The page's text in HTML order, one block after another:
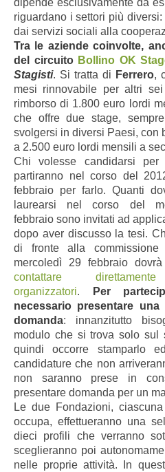
riguardano i settori più
dai servizi sociali alla
Tra le aziende coinvolte,
del circuito Bollino OK
Stagisti. Si tratta di Ferrero,
mesi rinnovabile per altri
rimborso di 1.800 euro lordi
che offre due stage,
svolgersi in diversi Paesi, con
a 2.500 euro lordi mensili a
Chi volesse candidarsi
partiranno nel corso del
febbraio per farlo. Quanti
laurearsi nel corso del
febbraio sono invitati ad
dopo aver discusso la tesi.
di fronte alla commissione
mercoledì 29 febbraio
contattare
organizzatori.
Per
necessario presentare una
domanda: innanzitutto
modulo che si trova solo sul
quindi occorre stamparlo
candidature che non
non saranno prese in
presentare domanda per un
Le due Fondazioni,
occupa, effettueranno una
dieci profili che verranno
sceglieranno poi
nelle proprie attività. In